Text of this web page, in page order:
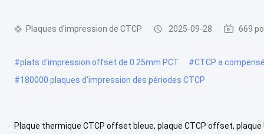
Plaques d'impression de CTCP 2025-09-28 669
#plats d'impression offset de 0.25mm PCT #CTCP a
#180000 plaques d'impression des périodes CTCP
Plaque thermique CTCP offset bleue, plaque CTCP offset,